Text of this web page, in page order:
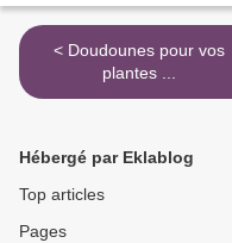
< Doudounes pour vos
plantes ...
Hébergé par Eklablog
Top articles
Pages